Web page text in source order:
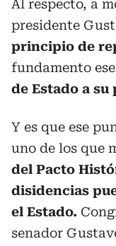
Al respecto, a
presidente
principio de
fundamento
de Estado a su
Y es que ese
uno de los que
del Pacto
disidencias
el Estado.
senador